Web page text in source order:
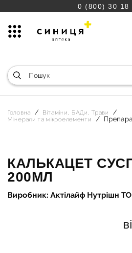
0 (800) 30 18
Головна
Вітаміни, БАДи, Трави
Мінерали та мікроелементи
КАЛЬКАЦЕТ
200МЛ
Виробник: Актілайф Нутрішн